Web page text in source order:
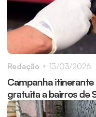
Campanha
gratuita a bairros de
Redação 13/03/2026